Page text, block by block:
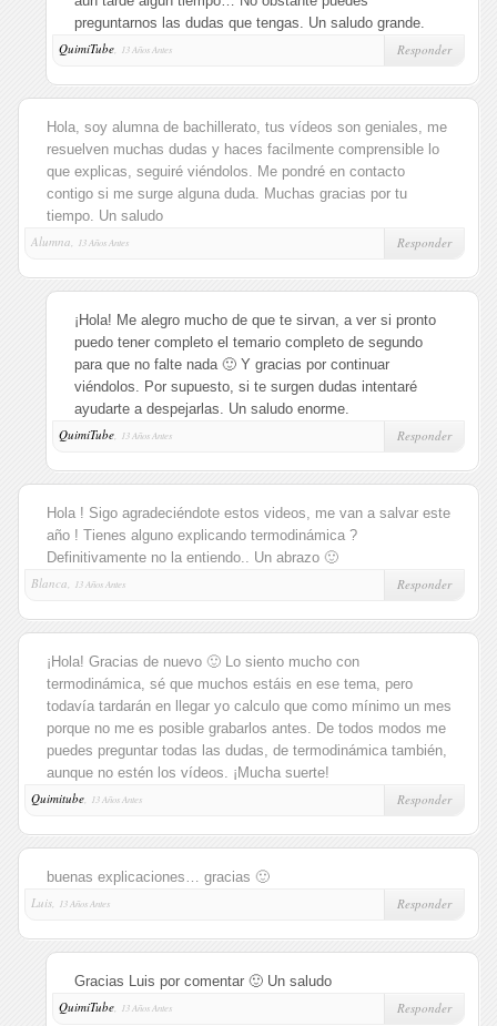
preguntarnos las dudas que tengas. Un saludo grande.
QuimiTube
13 Años Antes Responder
Hola, soy alumna de bachillerato, tus vídeos son geniales, me
resuelven muchas dudas y haces facilmente comprensible lo
que explicas, seguiré viéndolos. Me pondré en contacto
contigo si me surge alguna duda. Muchas gracias por tu
tiempo. Un saludo
Alumna,
13 Años Antes Responder
¡Hola! Me alegro mucho de que te sirvan, a ver si pronto
puedo tener completo el temario completo de segundo
para que no falte nada 🙂 Y gracias por continuar
viéndolos. Por supuesto, si te surgen dudas intentaré
ayudarte a despejarlas. Un saludo enorme.
QuimiTube
13 Años Antes Responder
Hola ! Sigo agradeciéndote estos videos, me van a salvar este
año ! Tienes alguno explicando termodinámica ?
Definitivamente no la entiendo.. Un abrazo 🙂
Blanca,
13 Años Antes Responder
¡Hola! Gracias de nuevo 🙂 Lo siento mucho con
termodinámica, sé que muchos estáis en ese tema, pero
todavía tardarán en llegar yo calculo que como mínimo un mes
porque no me es posible grabarlos antes. De todos modos me
puedes preguntar todas las dudas, de termodinámica también,
aunque no estén los vídeos. ¡Mucha suerte!
Quimitube
13 Años Antes Responder
buenas explicaciones… gracias 🙂
Luis,
13 Años Antes Responder
Gracias Luis por comentar 🙂 Un saludo
QuimiTube
13 Años Antes Responder